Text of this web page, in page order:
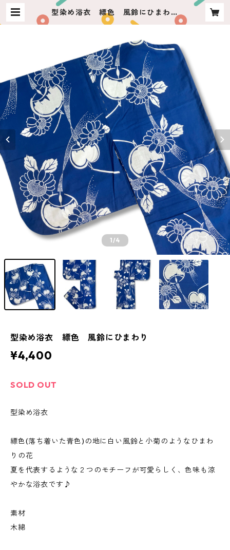
型染め浴衣 縹色 風鈴にひまわり
| usagiya ashikaga
1/4
型染め浴衣 縹色 風鈴にひまわり
¥4,400
SOLD OUT
型染め浴衣
縹色(落ち着いた青色)の地に白い風鈴と小菊のようなひまわ
りの花
夏を代表するような２つのモチーフが可愛らしく、色味も涼
やかな浴衣です♪
素材
木綿